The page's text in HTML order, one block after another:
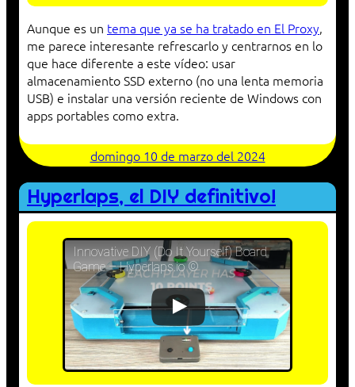
Aunque es un tema que ya se ha tratado en El Proxy,
me parece interesante refrescarlo y centrarnos en lo
que hace diferente a este vídeo: usar
almacenamiento SSD externo (no una lenta memoria
USB) e instalar una versión reciente de Windows con
apps portables como extra.
domingo 10 de marzo del 2024
Hyperlaps, el DIY definitivo!
Innovative DIY (Do It Yourself) Board
Game – Hyperlaps.io ©